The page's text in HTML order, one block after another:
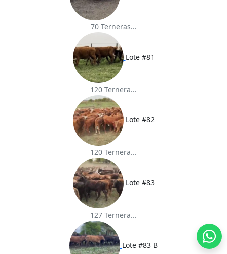
70 Terneras...
Lote #81
120 Ternera...
Lote #82
120 Ternera...
Lote #83
127 Ternera...
Lote #83 B